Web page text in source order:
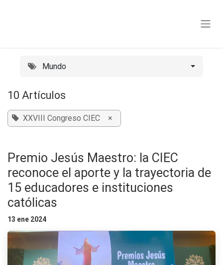
Mundo
10 Artículos
XXVIII Congreso CIEC ×
Premio Jesús Maestro: la CIEC
reconoce el aporte y la trayectoria de
15 educadores e instituciones
católicas
13 ene 2024